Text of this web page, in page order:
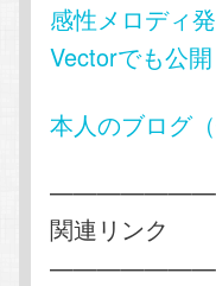
感性メロディ
Vectorでも公開
本人のブログ
関連リンク